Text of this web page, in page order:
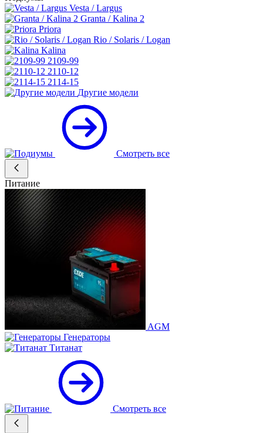
Vesta / Largus
Granta / Kalina 2
Priora
Rio / Solaris / Logan
Kalina
2109-99
2110-12
2114-15
Другие модели
Смотреть все
Питание
AGM
Генераторы
Титанат
Смотреть все